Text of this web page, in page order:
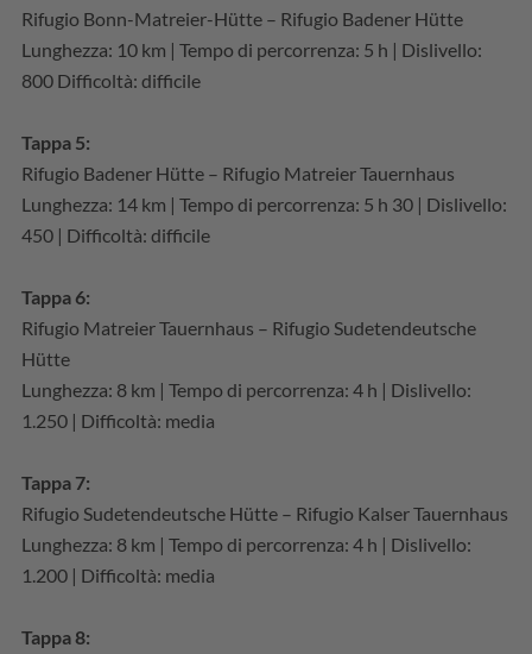
Rifugio Bonn-Matreier-Hütte – Rifugio Badener Hütte
Lunghezza: 10 km | Tempo di percorrenza: 5 h | Dislivello:
800 Difficoltà: difficile
Tappa 5:
Rifugio Badener Hütte – Rifugio Matreier Tauernhaus
Lunghezza: 14 km | Tempo di percorrenza: 5 h 30 | Dislivello:
450 | Difficoltà: difficile
Tappa 6:
Rifugio Matreier Tauernhaus – Rifugio Sudetendeutsche
Hütte
Lunghezza: 8 km | Tempo di percorrenza: 4 h | Dislivello:
1.250 | Difficoltà: media
Tappa 7:
Rifugio Sudetendeutsche Hütte – Rifugio Kalser Tauernhaus
Lunghezza: 8 km | Tempo di percorrenza: 4 h | Dislivello:
1.200 | Difficoltà: media
Tappa 8: